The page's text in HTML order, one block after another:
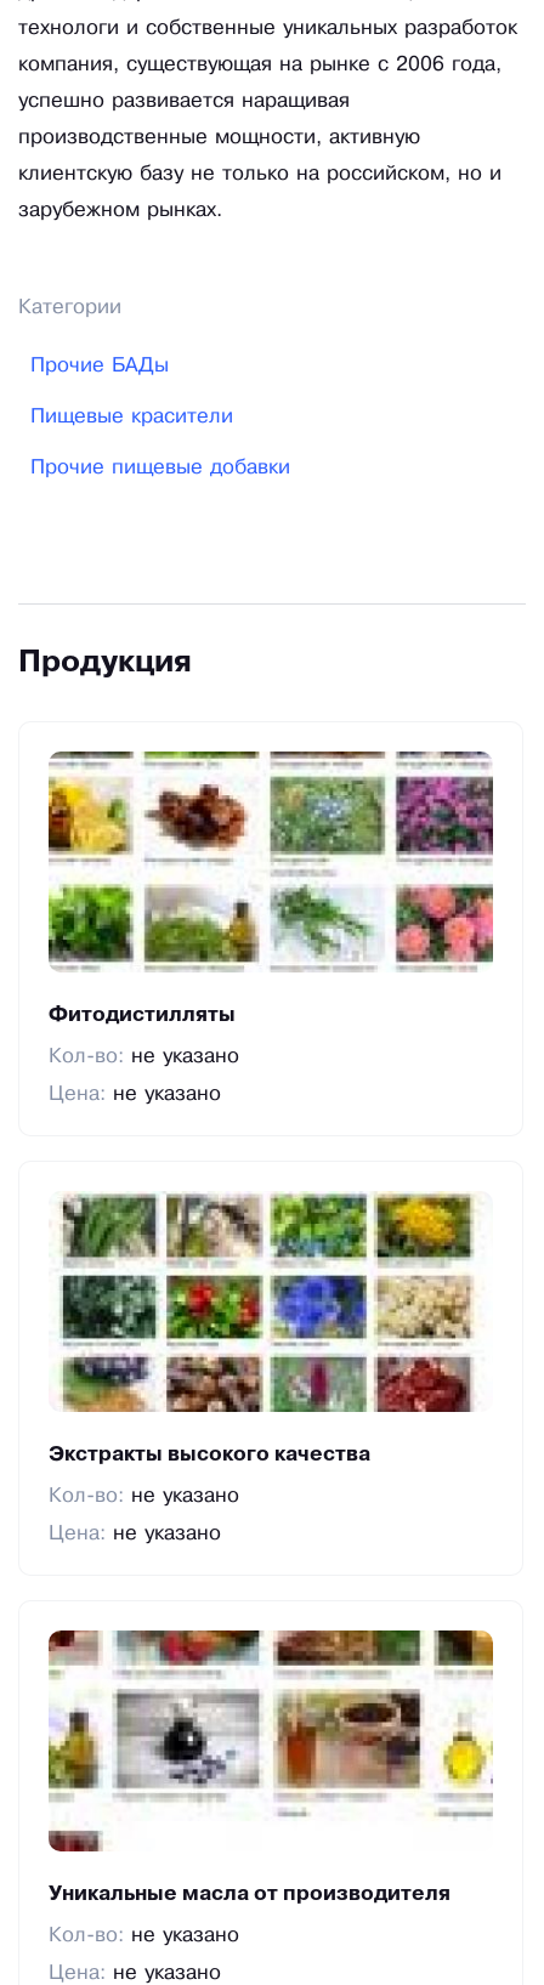
технологи и собственные уникальных разработок
компания, существующая на рынке с 2006 года,
успешно развивается наращивая
производственные мощности, активную
клиентскую базу не только на российском, но и
зарубежном рынках.
Категории
Прочие БАДы
Пищевые красители
Прочие пищевые добавки
Продукция
Фитодистилляты
Кол-во: не указано
Цена: не указано
Экстракты высокого качества
Кол-во: не указано
Цена: не указано
Уникальные масла от производителя
Кол-во: не указано
Цена: не указано